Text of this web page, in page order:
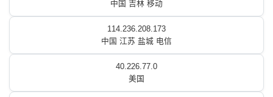
中国 吉林 移动
114.236.208.173
中国 江苏 盐城 电信
40.226.77.0
美国